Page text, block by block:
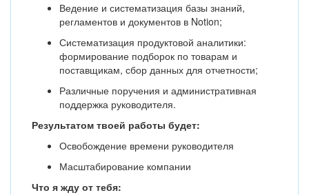
Ведение и систематизация базы знаний,
регламентов и документов в Notion;
Систематизация продуктовой аналитики:
формирование подборок по товарам и
поставщикам, сбор данных для отчетности;
Различные поручения и административная
поддержка руководителя.
Результатом твоей работы будет:
Освобождение времени руководителя
Масштабирование компании
Что я жду от тебя: